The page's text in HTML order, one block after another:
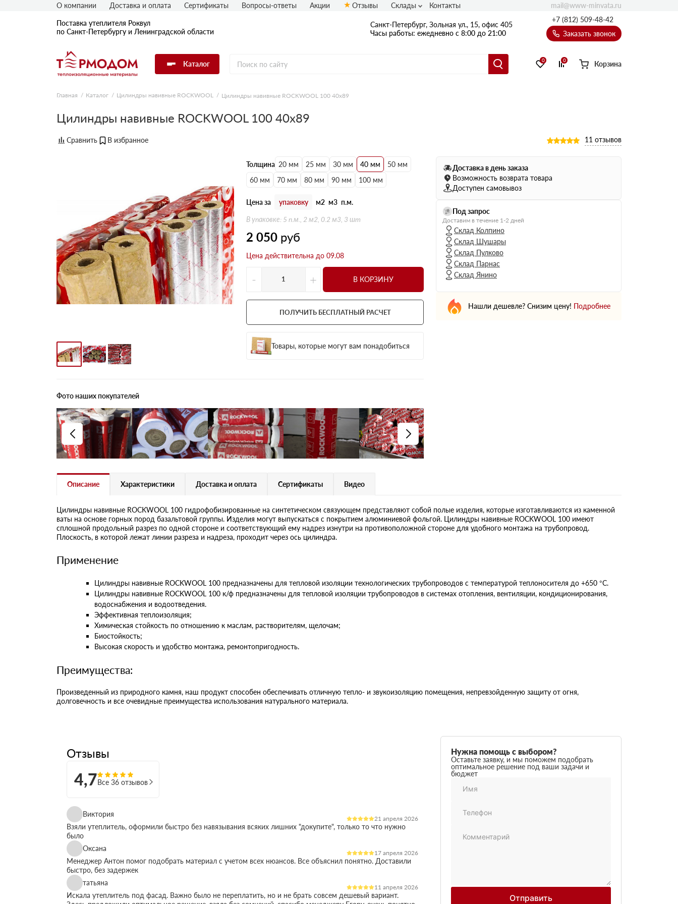
Поставка утеплителя Роквул
по Санкт-Петербургу и Ленинградской области
Санкт-Петербург, Зольная ул., 15, офис 405
Часы работы: ежедневно с 8:00 до 21:00
+7 (812) 509-48-42
Заказать звонок
Каталог 0 0 Корзина
О компании Доставка и оплата Сертификаты Вопросы-ответы Акции Отзывы Склады Контакты mail@www-minvata.ru
Главная Каталог Цилиндры навивные ROCKWOOL Цилиндры навивные ROCKWOOL 100 40х89
Цилиндры навивные ROCKWOOL 100 40х89
11 отзывов
Толщина 20 мм 25 мм 30 мм 40 мм
50 мм
60 мм
70 мм 80 мм 90 мм 100 мм
Цена за упаковку м2 м3 п.м.
В упаковке: 5 п.м., 2 м2, 0.2 м3, 3 шт
2 050 руб
Цена действительна до 09.08
- + В КОРЗИНУ
ПОЛУЧИТЬ БЕСПЛАТНЫЙ РАСЧЕТ
Товары, которые могут вам понадобиться
Фото наших покупателей
Доставка в день заказа
Возможность возврата товара
Доступен самовывоз
Под запрос
Доставим в течение 1-2 дней
Склад Колпино
Склад Шушары
Склад Пулково
Склад Парнас
Склад Янино
Нашли дешевле? Снизим цену! Подробнее
Описание Характеристики Доставка и оплата Сертификаты Видео
Цилиндры навивные ROCKWOOL 100 гидрофобизированные на синтетическом связующем представляют собой полые изделия, которые изготавливаются из каменной
ваты на основе горных пород базальтовой группы. Изделия могут выпускаться с покрытием алюминиевой фольгой. Цилиндры навивные ROCKWOOL 100 имеют
сплошной продольный разрез по одной стороне и соответствующий ему надрез изнутри на противоположной стороне для удобного монтажа на трубопровод.
Плоскость, в которой лежат линии разреза и надреза, проходит через ось цилиндра.
Применение
Цилиндры навивные ROCKWOOL 100 предназначены для тепловой изоляции технологических трубопроводов с температурой теплоносителя до +650 °С.
Цилиндры навивные ROCKWOOL 100 к/ф предназначены для тепловой изоляции трубопроводов в системах отопления, вентиляции, кондиционирования,
водоснабжения и водоотведения.
Эффективная теплоизоляция;
Химическая стойкость по отношению к маслам, растворителям, щелочам;
Биостойкость;
Высокая скорость и удобство монтажа, ремонтопригодность.
Преимущества:
Произведенный из природного камня, наш продукт способен обеспечивать отличную тепло- и звукоизоляцию помещения, непревзойденную защиту от огня,
долговечность и все очевидные преимущества использования натурального материала.
Отзывы
4,7Все 36 отзывов
Виктория
21 апреля 2026
Взяли утеплитель, оформили быстро без навязывания всяких лишних "докупите", только то что нужно
было
Оксана
17 апреля 2026
Менеджер Антон помог подобрать материал с учетом всех нюансов. Все объяснил понятно. Доставили
быстро, без задержек
татьяна
11 апреля 2026
Искала утеплитель под фасад. Важно было не переплатить, но и не брать совсем дешевый вариант.
Нужна помощь с выбором?
Оставьте заявку, и мы поможем подобрать
оптимальное решение под ваши задачи и
бюджет
Отправить